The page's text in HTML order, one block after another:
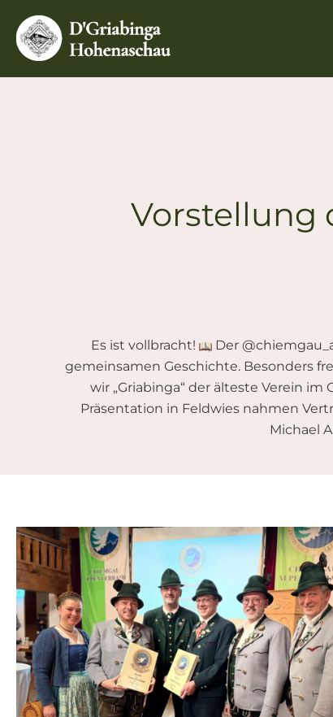
Inhalt
springen
Vorstellung
Es ist vollbracht!
Der
gemeinsamen Geschichte. Besonders
wir „Griabinga“ der älteste Verein
Präsentation in Feldwies nahmen
Michael